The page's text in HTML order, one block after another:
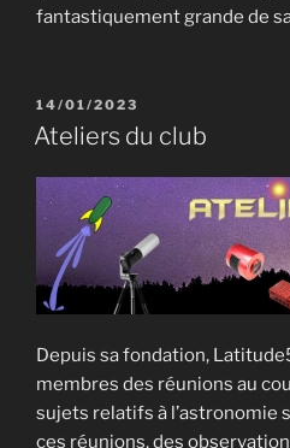
fantastiquement grande de
PUBLIÉ
LE
14/01/2023
Ateliers du club
Depuis sa fondation,
membres des réunions au
sujets relatifs à l’astronomie
ces réunions, des